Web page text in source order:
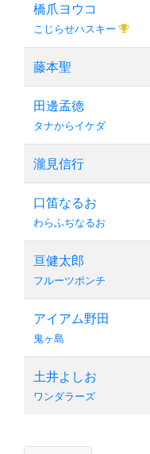
橋爪ヨウコ
こじらせハスキー
藤本聖
田邊孟德
タナからイケダ
瀧見信行
口笛なるお
わらふぢなるお
亘健太郎
フルーツポンチ
アイアム野田
鬼ヶ島
土井よしお
ワンダラーズ